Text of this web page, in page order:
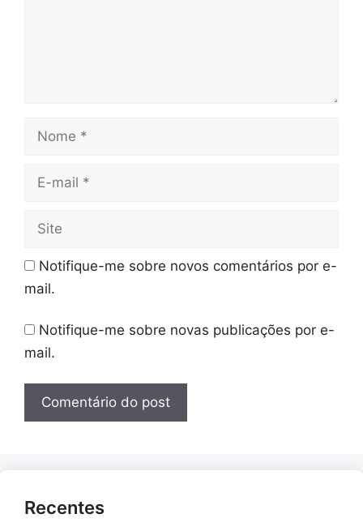
Nome
Site
Notifique-me sobre novos comentários por e-
mail.
Notifique-me sobre novas publicações por e-
mail.
Recentes